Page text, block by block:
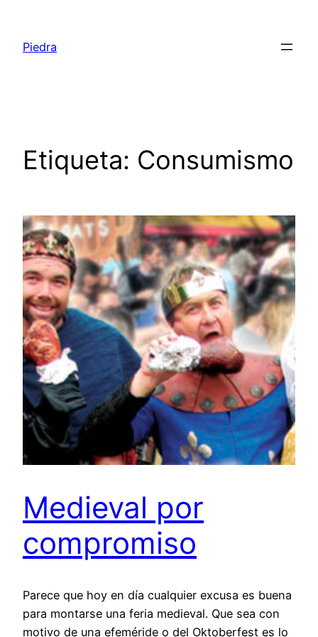
contenido
Piedra
Etiqueta: Consumismo
Medieval por
compromiso
Parece que hoy en día cualquier excusa es buena
para montarse una feria medieval. Que sea con
motivo de una efeméride o del Oktoberfest es lo